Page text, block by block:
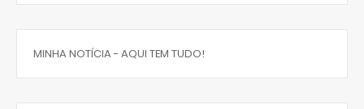
MINHA NOTÍCIA - AQUI TEM TUDO!